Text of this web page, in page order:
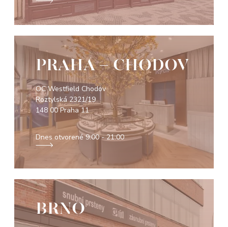
PRAHA - CHODOV
OC Westfield Chodov
Roztylská 2321/19
148 00 Praha 11
Dnes otvorené9:00 - 21:00
BRNO